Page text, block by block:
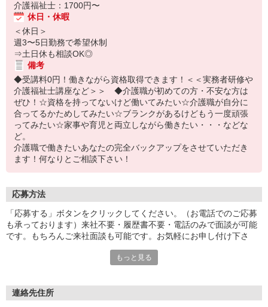
介護福祉士：1700円〜
休日・休暇
＜休日＞
週3〜5日勤務で希望休制
⇒土日休も相談OK◎
備考
◆受講料0円！働きながら資格取得できます！＜＜実務者研修や
介護福祉士講座など＞＞ ◆介護職が初めての方・不安な方は
ぜひ！☆資格を持ってないけど働いてみたい☆介護職が自分に
合ってるかためしてみたい☆ブランクがあるけどもう一度頑張
ってみたい☆家事や育児と両立しながら働きたい・・・などな
ど。
介護職で働きたいあなたの完全バックアップをさせていただき
ます！何なりとご相談下さい！
応募方法
「応募する」ボタンをクリックしてください。（お電話でのご応募
も承っております）来社不要・履歴書不要・電話のみで面談が可能
です。もちろんご来社面談も可能です。お気軽にお申し付け下さ
もっと見る
連絡先住所